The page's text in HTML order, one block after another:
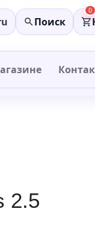
Поиск
0
2.5